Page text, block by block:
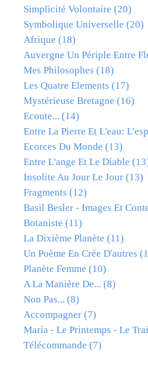
Simplicité Volontaire (20)
Symbolique Universelle (20)
Afrique (18)
Auvergne Un Périple Entre
Mes Philosophes (18)
Les Quatre Elements (17)
Mystérieuse Bretagne (16)
Ecoute... (14)
Entre La Pierre Et L'eau:
Ecorces Du Monde (13)
Entre L'ange Et Le Diable
Insolite Au Jour Le Jour (13)
Fragments (12)
Basil Besler - Images Et
Botaniste (11)
La Dixième Planète (11)
Un Poème En Crée D'autres
Planète Femme (10)
A La Manière De... (8)
Non Pas... (8)
Accompagner (7)
Maria - Le Printemps - Le
Télécommande (7)